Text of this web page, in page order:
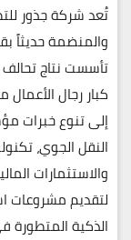
تُعدشركة جذور
والمنضمة حديثاً
تأسست نتاج
كبار رجال الأعمال
إلى تنوع خبرات
النقل الجوي،
والاستثمارات
لتقديم مشروعات
الذكية